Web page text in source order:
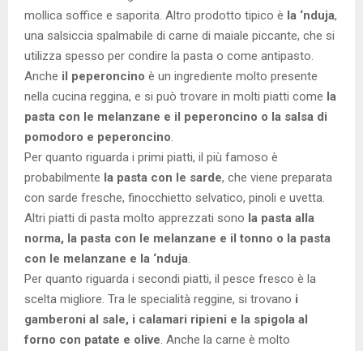
mollica soffice e saporita. Altro prodotto tipico è la ‘nduja,
una salsiccia spalmabile di carne di maiale piccante, che si
utilizza spesso per condire la pasta o come antipasto.
Anche il peperoncino è un ingrediente molto presente
nella cucina reggina, e si può trovare in molti piatti come la
pasta con le melanzane e il peperoncino o la salsa di
pomodoro e peperoncino.
Per quanto riguarda i primi piatti, il più famoso è
probabilmente la pasta con le sarde, che viene preparata
con sarde fresche, finocchietto selvatico, pinoli e uvetta.
Altri piatti di pasta molto apprezzati sono la pasta alla
norma, la pasta con le melanzane e il tonno o la pasta
con le melanzane e la ‘nduja.
Per quanto riguarda i secondi piatti, il pesce fresco è la
scelta migliore. Tra le specialità reggine, si trovano i
gamberoni al sale, i calamari ripieni e la spigola al
forno con patate e olive. Anche la carne è molto